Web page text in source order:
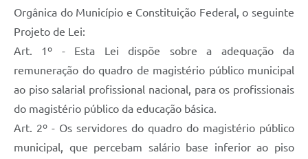
Orgânica do Município e Constituição Federal, o seguinte
Projeto de Lei:
Art. 1º - Esta Lei dispõe sobre a adequação da
remuneração do quadro de magistério público municipal
ao piso salarial profissional nacional, para os profissionais
do magistério público da educação básica.
Art. 2º - Os servidores do quadro do magistério público
municipal, que percebam salário base inferior ao piso